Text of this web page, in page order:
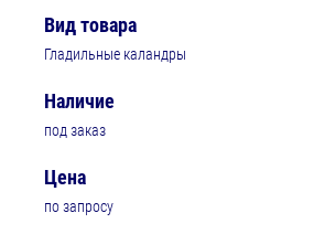
Вид товара
Гладильные каландры
Наличие
под заказ
Цена
по запросу